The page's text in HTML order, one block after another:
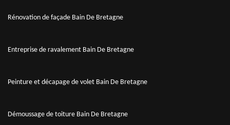
Rénovation de façade Bain De Bretagne
Entreprise de ravalement Bain De Bretagne
Peinture et décapage de volet Bain De Bretagne
Démoussage de toiture Bain De Bretagne